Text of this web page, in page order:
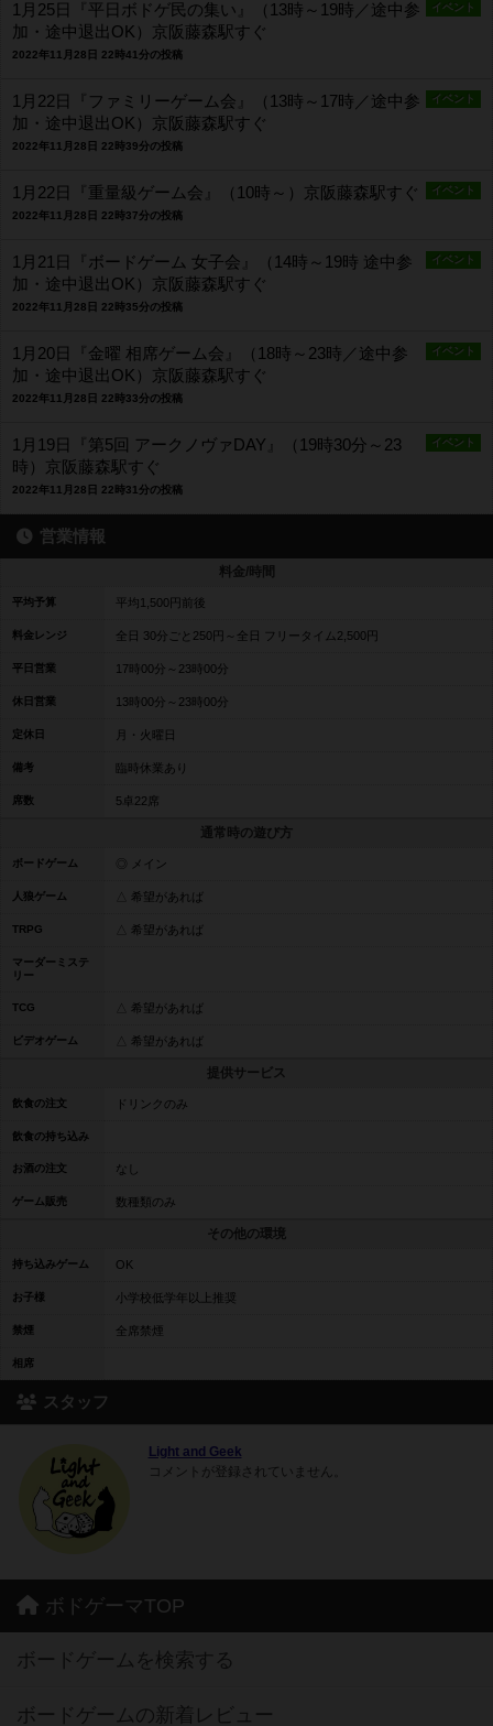
イベント
1月25日『平日ボドゲ民の集い』（13時～19時／途中参
加・途中退出OK）京阪藤森駅すぐ
2022年11月28日 22時41分の投稿
イベント
1月22日『ファミリーゲーム会』（13時～17時／途中参
加・途中退出OK）京阪藤森駅すぐ
2022年11月28日 22時39分の投稿
イベント
1月22日『重量級ゲーム会』（10時～）京阪藤森駅すぐ
2022年11月28日 22時37分の投稿
イベント
1月21日『ボードゲーム 女子会』（14時～19時 途中参
加・途中退出OK）京阪藤森駅すぐ
2022年11月28日 22時35分の投稿
イベント
1月20日『金曜 相席ゲーム会』（18時～23時／途中参
加・途中退出OK）京阪藤森駅すぐ
2022年11月28日 22時33分の投稿
イベント
1月19日『第5回 アークノヴァDAY』（19時30分～23
時）京阪藤森駅すぐ
2022年11月28日 22時31分の投稿
営業情報
料金/時間
平均予算 平均1,500円前後
料金レンジ 全日 30分ごと250円～全日 フリータイム2,500円
平日営業 17時00分～23時00分
休日営業 13時00分～23時00分
定休日 月・火曜日
備考 臨時休業あり
席数 5卓22席
通常時の遊び方
ボードゲーム ◎ メイン
人狼ゲーム △ 希望があれば
TRPG △ 希望があれば
マーダーミステ
リー
TCG △ 希望があれば
ビデオゲーム △ 希望があれば
提供サービス
飲食の注文 ドリンクのみ
飲食の持ち込み
お酒の注文 なし
ゲーム販売 数種類のみ
その他の環境
持ち込みゲーム OK
お子様 小学校低学年以上推奨
禁煙 全席禁煙
相席
スタッフ
Light and Geek
コメントが登録されていません。
ボドゲーマTOP
ボードゲームを検索する
ボードゲームの新着レビュー